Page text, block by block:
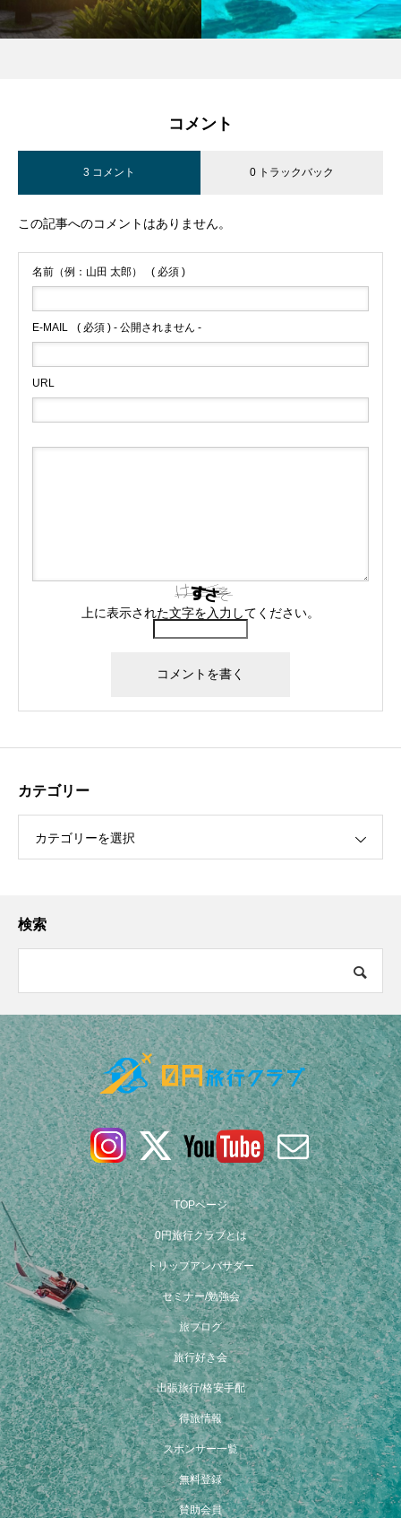
コメント
3 コメント 0 トラックバック
この記事へのコメントはありません。
名前（例：山田 太郎） ( 必須 )
E-MAIL ( 必須 ) - 公開されません -
URL
上に表示された文字を入力してください。
カテゴリー
カテゴリーを選択
検索
TOPページ
0円旅行クラブとは
トリップアンバサダー
セミナー/勉強会
旅ブログ
旅行好き会
出張旅行/格安手配
得旅情報
スポンサー一覧
無料登録
賛助会員